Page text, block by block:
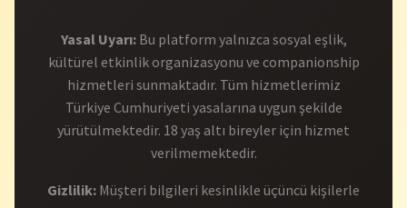
Yasal Uyarı:Bu platform yalnızca sosyal eşlik,
kültürel etkinlik organizasyonu ve companionship
hizmetleri sunmaktadır. Tüm hizmetlerimiz
Türkiye Cumhuriyeti yasalarına uygun şekilde
yürütülmektedir. 18 yaş altı bireyler için hizmet
verilmemektedir.
Gizlilik: Müşteri bilgileri kesinlikle üçüncü kişilerle